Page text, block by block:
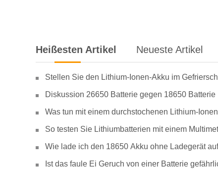
Heißesten Artikel Neueste Artikel
Stellen Sie den Lithium-Ionen-Akku im
Diskussion 26650 Batterie gegen 18650 Batterie
Was tun mit einem durchstochenen Lithium-
So testen Sie Lithiumbatterien mit einem
Wie lade ich den 18650 Akku ohne Ladegerät
Ist das faule Ei Geruch von einer Batterie